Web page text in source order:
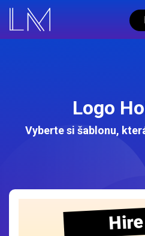
Logo
Vyberte si šablonu,